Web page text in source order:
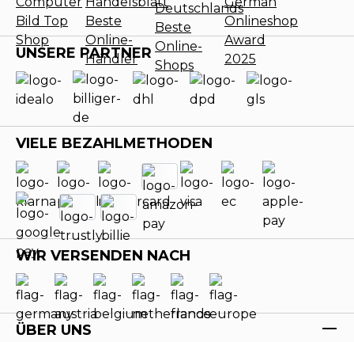
UNSERE PARTNER
VIELE BEZAHLMETHODEN
WIR VERSENDEN NACH
ÜBER UNS